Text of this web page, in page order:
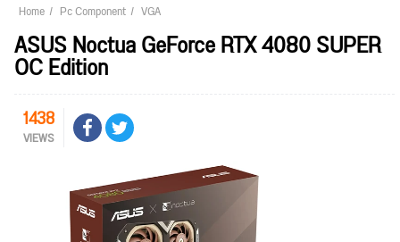
Home Pc Component VGA
ASUS Noctua GeForce RTX 4080 SUPER
OC Edition
1438
VIEWS